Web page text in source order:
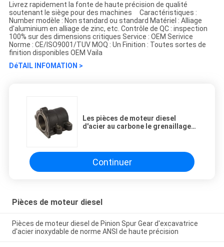
Livrez rapidement la fonte de haute précision de qualité
soutenant le siège pour des machines Caractéristiques :
Number modèle : Non standard ou standard Matériel : Alliage
d'aluminium en alliage de zinc, etc. Contrôle de QC : inspection
100% sur des dimensions critiques Service : OEM Serivice
Norme : CE/ISO9001/TUV MOQ : Un Finition : Toutes sortes de
finition disponibles OEM Vaila
DéTAIL INFOMATION >
Les pièces de moteur diesel
d'acier au carbone le grenaillage
Continuer
Pièces de moteur diesel
Pièces de moteur diesel de Pinion Spur Gear d'excavatrice
d'acier inoxydable de norme ANSI de haute précision